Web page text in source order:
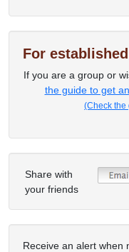
For
If you are a group or
the guide to get
(Check the
Share with
your friends
Receive an alert when